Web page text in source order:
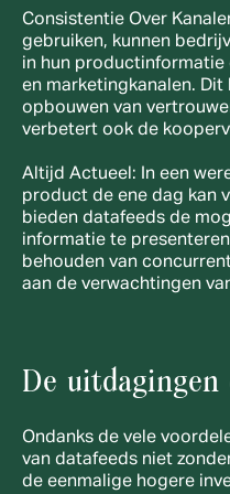
Consistentie Over
gebruiken, kunnen
in hun
en marketingkanalen.
opbouwen van
verbetert ook de
Altijd Actueel: In een
product de ene dag kan
bieden datafeeds de
informatie te
behouden van
aan de verwachtingen
De uitdagingen
Ondanks de vele
van datafeeds niet
de eenmalige hogere